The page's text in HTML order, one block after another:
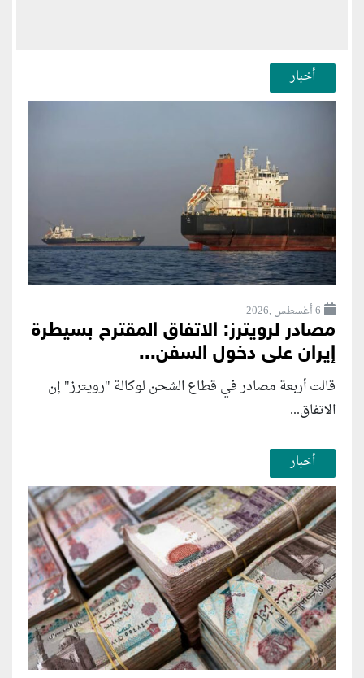
أخبار
6 أغسطس ,2026
مصادر لرويترز: الاتفاق المقترح بسيطرة
إيران على دخول السفن...
قالت أربعة مصادر في قطاع الشحن لوكالة "رويترز" إن
الاتفاق...
أخبار